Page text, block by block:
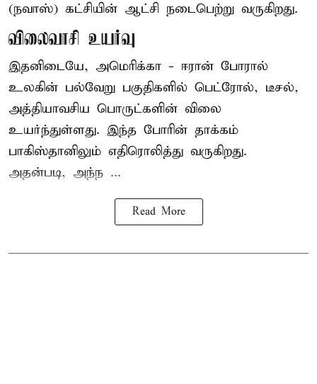
(நவாஸ்) கட்சியின் ஆட்சி நடைபெற்று வருகிறது.
விலைவாசி உயர்வு
இதனிடையே, அமெரிக்கா - ஈரான் போரால்
உலகின் பல்வேறு பகுதிகளில் பெட்ரோல், டீசல்,
அத்தியாவசிய பொருட்களின் விலை
உயர்ந்துள்ளது. இந்த போரின் தாக்கம்
பாகிஸ்தானிலும் எதிரொலித்து வருகிறது.
அதன்படி, அந்ந ...
Read More